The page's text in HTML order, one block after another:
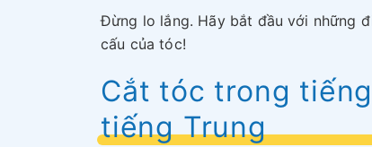
Đừng lo lắng. Hãy bắt đầu với những
cấu của tóc!
Cắt tóc trong
tiếng Trung